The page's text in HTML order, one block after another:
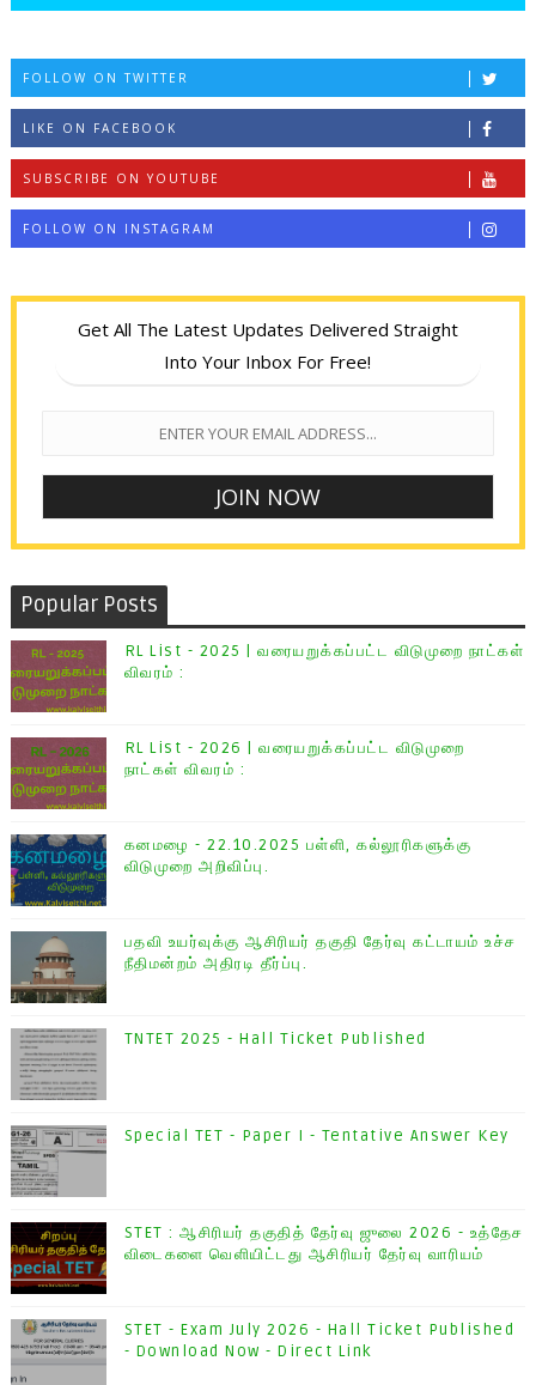
FOLLOW ON TWITTER
LIKE ON FACEBOOK
SUBSCRIBE ON YOUTUBE
FOLLOW ON INSTAGRAM
Get All The Latest Updates Delivered Straight
Into Your Inbox For Free!
Popular Posts
RL List - 2025 | வரையறுக்கப்பட்ட விடுமுறை நாட்கள்
விவரம் :
RL List - 2026 | வரையறுக்கப்பட்ட விடுமுறை
நாட்கள் விவரம் :
கனமழை - 22.10.2025 பள்ளி, கல்லூரிகளுக்கு
விடுமுறை அறிவிப்பு.
பதவி உயர்வுக்கு ஆசிரியர் தகுதி தேர்வு கட்டாயம் உச்ச
நீதிமன்றம் அதிரடி தீர்ப்பு.
TNTET 2025 - Hall Ticket Published
Special TET - Paper I - Tentative Answer Key
STET : ஆசிரியர் தகுதித் தேர்வு ஜுலை 2026 - உத்தேச
விடைகளை வெளியிட்டது ஆசிரியர் தேர்வு வாரியம்
STET - Exam July 2026 - Hall Ticket Published
- Download Now - Direct Link